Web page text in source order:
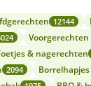
12144
Voorgerechten
& nagerechten
2094